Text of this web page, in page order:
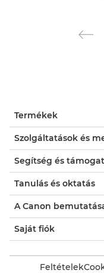
Termékek
Szolgáltatások és
Segítség és
Tanulás és oktatás
A Canon
Saját fiók
Feltételek